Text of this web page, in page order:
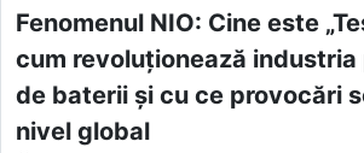
Fenomenul NIO: Cine este
cum revoluționează
de baterii și cu ce provocări
nivel global